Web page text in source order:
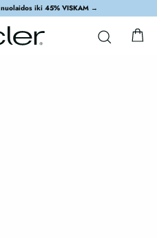
nuolaidos iki 45% VISKAM →